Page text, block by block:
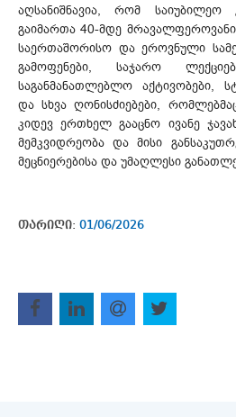
აღსანიშნავია, რომ საიუბილეო
გაიმართა 40-მდე
საერთაშორისო და ეროვნული
გამოფენები, საჯარო
საგანმანათლებლო აქტივობები,
და სხვა ღონისძიებები,
კიდევ ერთხელ გააცნო ივანე
მემკვიდრეობა და მისი
მეცნიერებისა და უმაღლესი
თარიღი: 01/06/2026